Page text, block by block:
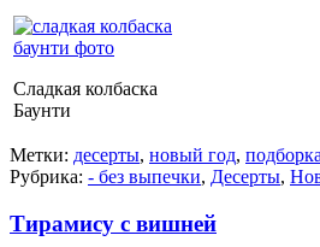
Сладкая колбаска
Баунти
Метки: десерты, новый год,
Рубрика: - без выпечки, Десерты,
Тирамису с вишней